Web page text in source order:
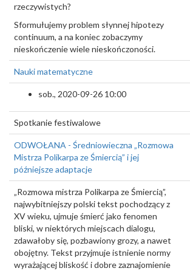
rzeczywistych?
Sformułujemy problem słynnej hipotezy
continuum, a na koniec zobaczymy
nieskończenie wiele nieskończoności.
Nauki matematyczne
sob., 2020-09-26 10:00
Spotkanie festiwalowe
ODWOŁANA - Średniowieczna „Rozmowa
Mistrza Polikarpa ze Śmiercią” i jej
późniejsze adaptacje
„Rozmowa mistrza Polikarpa ze Śmiercią”,
najwybitniejszy polski tekst pochodzący z
XV wieku, ujmuje śmierć jako fenomen
bliski, w niektórych miejscach dialogu,
zdawałoby się, pozbawiony grozy, a nawet
obojętny. Tekst przyjmuje istnienie normy
wyrażającej bliskość i dobre zaznajomienie